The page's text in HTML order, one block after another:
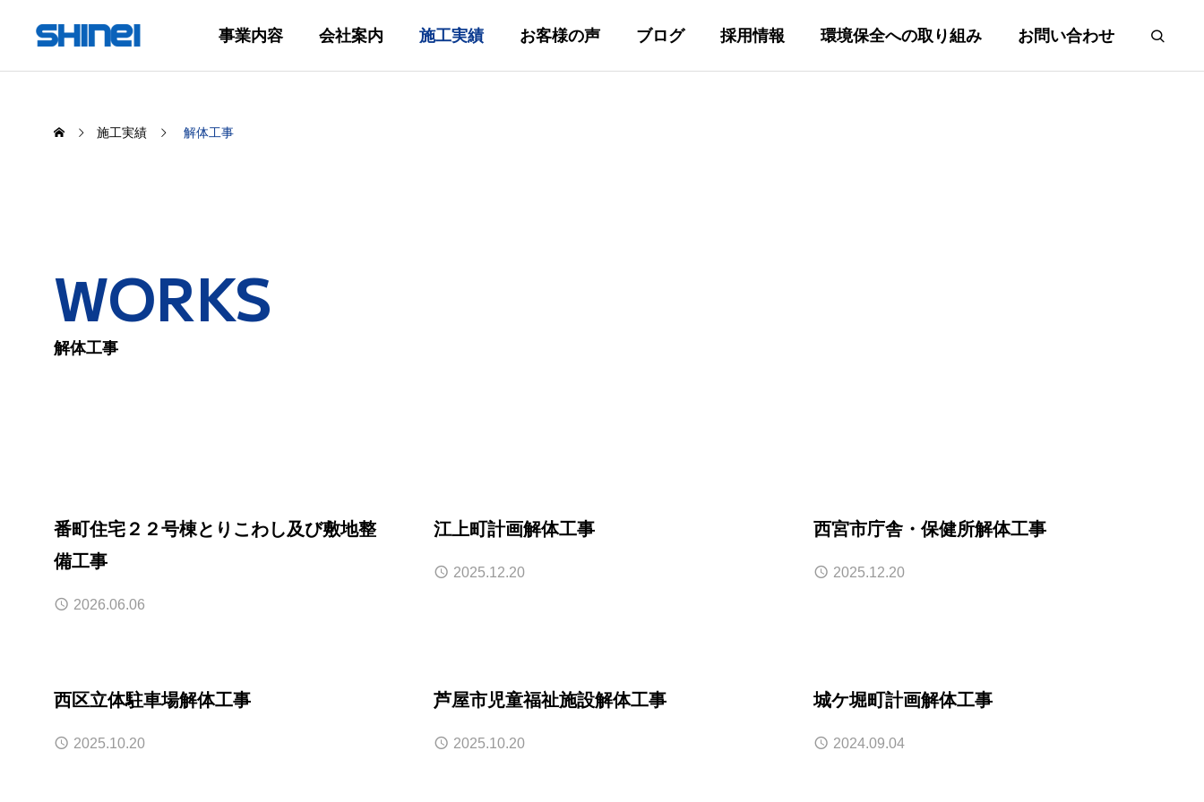
事業内容 会社案内 施工実績 お客様の声 ブログ 採用情報 環境保全への取り組み お問い合わせ
施工実績 解体工事
WORKS
解体工事
番町住宅２２号棟とりこわし及び敷地整
備工事
2026.06.06
江上町計画解体工事
2025.12.20
西宮市庁舎・保健所解体工事
2025.12.20
西区立体駐車場解体工事
2025.10.20
芦屋市児童福祉施設解体工事
2025.10.20
城ケ堀町計画解体工事
2024.09.04